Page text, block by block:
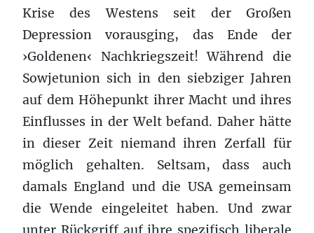
Krise des Westens seit der Großen
Depression vorausging, das Ende der
›Goldenen‹ Nachkriegszeit! Während die
Sowjetunion sich in den siebziger Jahren
auf dem Höhepunkt ihrer Macht und ihres
Einflusses in der Welt befand. Daher hätte
in dieser Zeit niemand ihren Zerfall für
möglich gehalten. Seltsam, dass auch
damals England und die USA gemeinsam
die Wende eingeleitet haben. Und zwar